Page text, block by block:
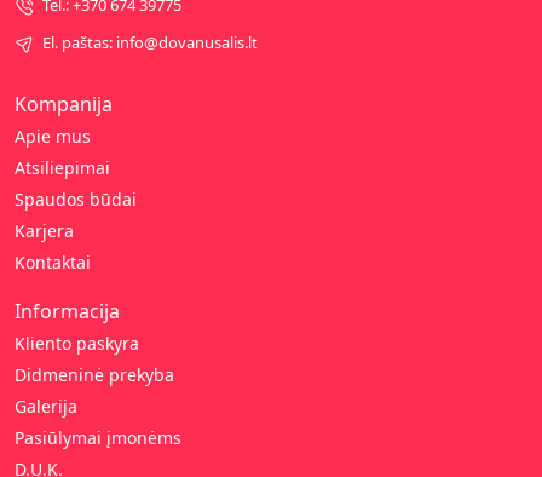
Kompanija
Apie mus
Atsiliepimai
Spaudos būdai
Karjera
Kontaktai
Informacija
Kliento paskyra
Didmeninė prekyba
Galerija
Pasiūlymai įmonėms
D.U.K.
Tel.: +370 674 39775
El. paštas: info@dovanusalis.lt